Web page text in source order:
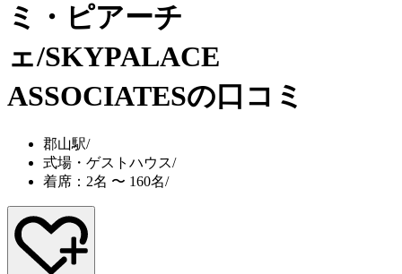
ミ・ピアーチ
ェ/SKYPALACE
ASSOCIATESの口コミ
郡山駅/
式場・ゲストハウス/
着席：2名 〜 160名/